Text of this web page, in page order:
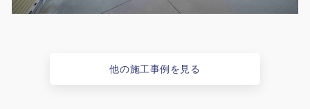
他の施工事例を見る